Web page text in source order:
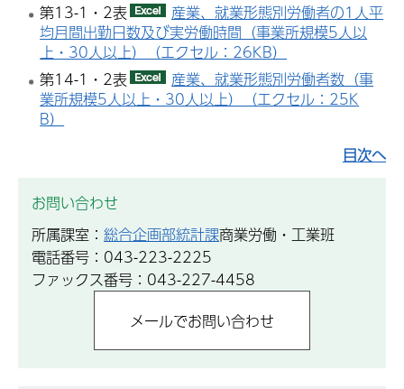
第13-1・2表
産業、就業形態別労働者の1人平
均月間出勤日数及び実労働時間（事業所規模5人以
上・30人以上）（エクセル：26KB）
第14-1・2表
産業、就業形態別労働者数（事
業所規模5人以上・30人以上）（エクセル：25K
B）
目次へ
お問い合わせ
所属課室： 総合企画部統計課商業労働・工業班
電話番号：043-223-2225
ファックス番号：043-227-4458